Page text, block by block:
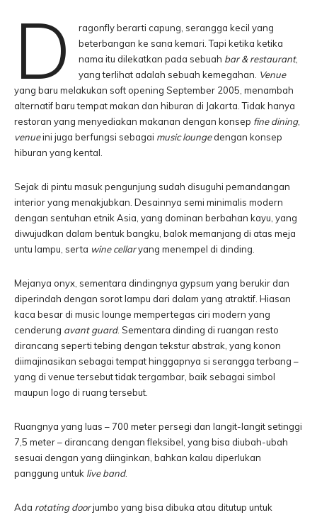
D
ragonfly berarti capung, serangga kecil yang
beterbangan ke sana kemari. Tapi ketika ketika
nama itu dilekatkan pada sebuah bar & restaurant,
yang terlihat adalah sebuah kemegahan. Venue
yang baru melakukan soft opening September 2005, menambah
alternatif baru tempat makan dan hiburan di Jakarta. Tidak hanya
restoran yang menyediakan makanan dengan konsep fine dining,
venueini juga berfungsi sebagai music loungedengan konsep
hiburan yang kental.
Sejak di pintu masuk pengunjung sudah disuguhi pemandangan
interior yang menakjubkan. Desainnya semi minimalis modern
dengan sentuhan etnik Asia, yang dominan berbahan kayu, yang
diwujudkan dalam bentuk bangku, balok memanjang di atas meja
untu lampu, serta wine cellaryang menempel di dinding.
Mejanya onyx, sementara dindingnya gypsum yang berukir dan
diperindah dengan sorot lampu dari dalam yang atraktif. Hiasan
kaca besar di music lounge mempertegas ciri modern yang
cenderung avant guard. Sementara dinding di ruangan resto
dirancang seperti tebing dengan tekstur abstrak, yang konon
diimajinasikan sebagai tempat hinggapnya si serangga terbang –
yang di venue tersebut tidak tergambar, baik sebagai simbol
maupun logo di ruang tersebut.
Ruangnya yang luas – 700 meter persegi dan langit-langit setinggi
7,5 meter – dirancang dengan fleksibel, yang bisa diubah-ubah
sesuai dengan yang diinginkan, bahkan kalau diperlukan
panggung untuk live band.
Ada rotating doorjumbo yang bisa dibuka atau ditutup untuk